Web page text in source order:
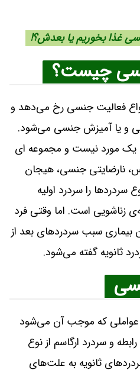
غذا بخوریم یا بعدش؟!
چیست؟
فعالیت جنسی رخ می‌دهد و
و یا آمیزش جنسی می‌شود.
یک مورد نیست و مجموعه ای
نارضایتی جنسی، هیجان
را سردرد اولیه
زناشویی است. اما وقتی فرد
بیماری سبب سردردهای بعد از
ثانویه گفته می‌شود.
عواملی که موجب آن می‌شود
و سردرد ارگاسم از نوع
ثانویه به علت‌های